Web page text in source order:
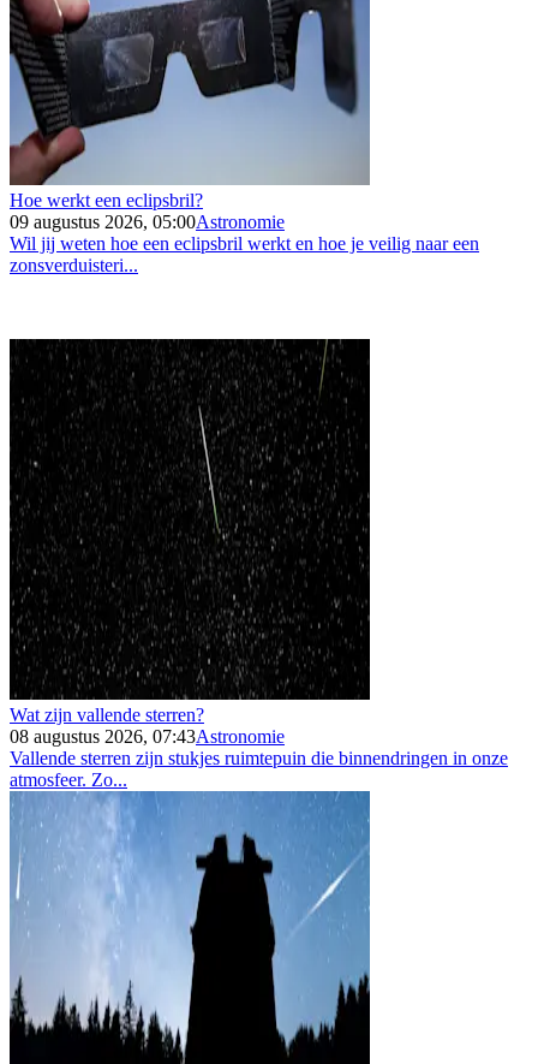
Hoe werkt een eclipsbril?
09 augustus 2026, 05:00Astronomie
Wil jij weten hoe een eclipsbril werkt en hoe je veilig naar een
zonsverduisteri...
Wat zijn vallende sterren?
08 augustus 2026, 07:43Astronomie
Vallende sterren zijn stukjes ruimtepuin die binnendringen in onze
atmosfeer. Zo...